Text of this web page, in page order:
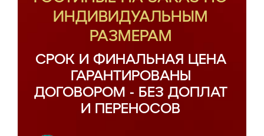
ИНДИВИДУАЛЬНЫМ
РАЗМЕРАМ
СРОК И ФИНАЛЬНАЯ ЦЕНА
ГАРАНТИРОВАНЫ
ДОГОВОРОМ - БЕЗ ДОПЛАТ
И ПЕРЕНОСОВ